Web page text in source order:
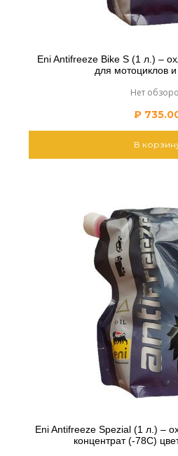
Eni Antifreeze Bike S (1 л.) –
для мотоциклов и
Нет
₽
В
Eni Antifreeze Spezial (1 л.) –
концентрат (-78С)